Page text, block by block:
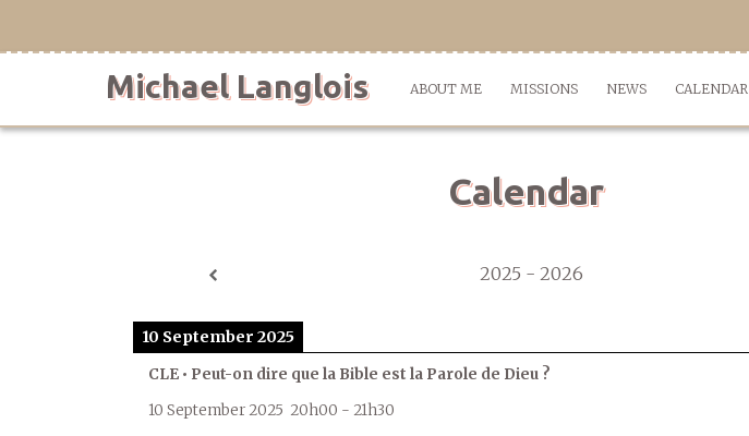
Michael Langlois ABOUT ME MISSIONS NEWS CALENDAR
Calendar
2025 - 2026
10 September 2025
CLE • Peut-on dire que la Bible est la Parole de Dieu ?
10 September 2025 20h00 - 21h30